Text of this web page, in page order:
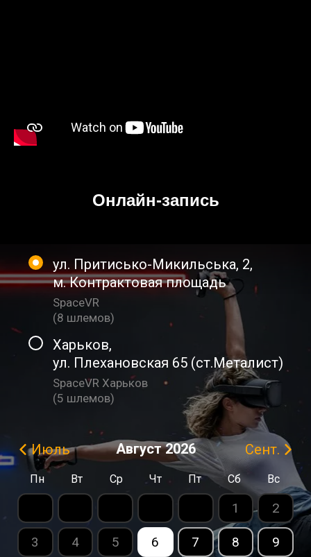
Онлайн-запись
ул. Притисько-Микильська, 2,
м. Контрактовая площадь
SpaceVR
(8 шлемов)
Харьков,
ул. Плехановская 65 (ст.Металист)
SpaceVR Харьков
(5 шлемов)
Июль Август 2026 Сент.
Пн Вт Ср Чт Пт Сб Вс
1 2
3 4 5 6 7 8 9